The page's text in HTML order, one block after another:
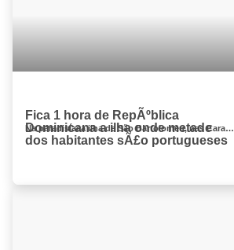
Fica 1 hora de RepÃºblica
Dominicana a ilha onde metade
dos habitantes sÃ£o portugueses
Na paradisíaca ilha de São Bartolomeu, nas Caraíbas, quase metade da população é portuguesa. Mas como chegar...